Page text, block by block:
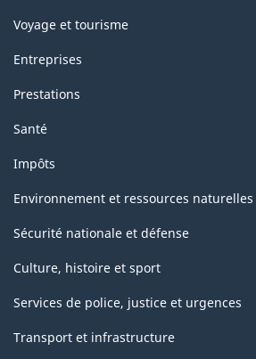
Voyage et tourisme
Entreprises
Prestations
Santé
Impôts
Environnement et ressources naturelles
Sécurité nationale et défense
Culture, histoire et sport
Services de police, justice et urgences
Transport et infrastructure